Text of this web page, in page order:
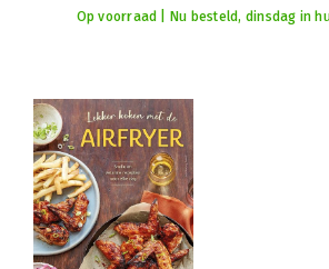
Op voorraad | Nu besteld, dinsdag in